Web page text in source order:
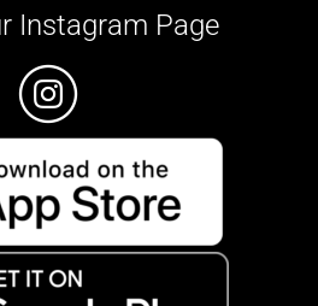
Instagram Page